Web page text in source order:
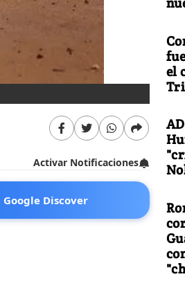
Activar Notificaciones
Google Discover
el
Tri